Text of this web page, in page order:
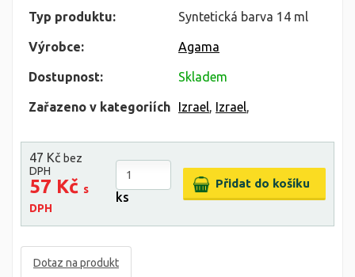
Typ produktu: Syntetická barva 14 ml
Výrobce: Agama
Dostupnost: Skladem
Zařazeno v kategoriích Izrael, Izrael,
47 Kč bez
DPH
57 Kč s
DPH
ks
Dotaz na produkt